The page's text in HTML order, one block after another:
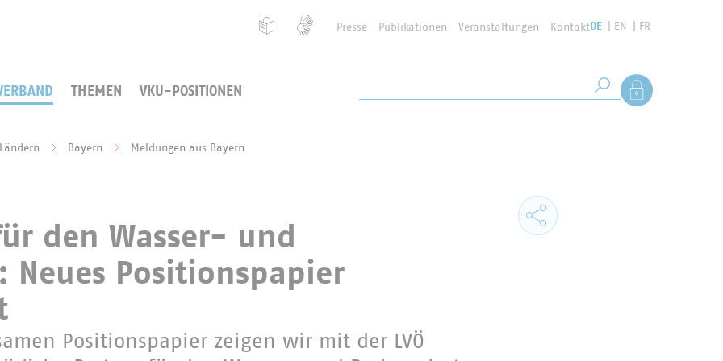
Presse Publikationen Veranstaltungen KontaktDE EN FR
THEMEN VKU-POSITIONEN Suche starten
Als Mitglied
Bayern Meldungen aus Bayern
den Wasser- und
Neues Positionspapier
Positionspapier zeigen wir mit der LVÖ